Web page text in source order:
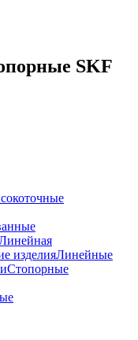
SKF
изделияЛинейные
Стопорные